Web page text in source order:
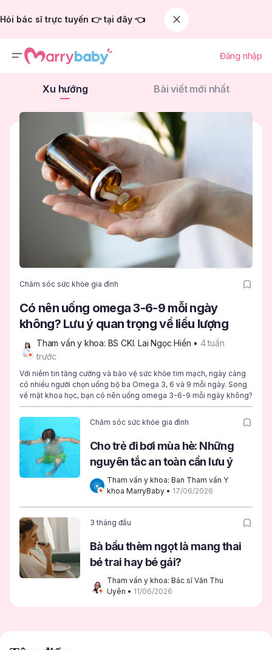
Hỏi bác sĩ trực tuyến 👉 tại đây 👈
Đăng nhập
Xu hướng Bài viết mới nhất
Chăm sóc sức khỏe gia đình
Có nên uống omega 3-6-9 mỗi ngày
không? Lưu ý quan trọng về liều lượng
Tham vấn y khoa: BS CKI. Lai Ngọc Hiền • 4 tuần
trước
Với niềm tin tăng cường và bảo vệ sức khỏe tim mạch, ngày càng
có nhiều người chọn uống bộ ba Omega 3, 6 và 9 mỗi ngày. Song
về mặt khoa học, bạn có nên uống omega 3-6-9 mỗi ngày không?
Chăm sóc sức khỏe gia đình
Cho trẻ đi bơi mùa hè: Những
nguyên tắc an toàn cần lưu ý
Tham vấn y khoa: Ban Tham vấn Y
khoa MarryBaby • 17/06/2026
3 tháng đầu
Bà bầu thèm ngọt là mang thai
bé trai hay bé gái?
Tham vấn y khoa: Bác sĩ Văn Thu
Uyên • 11/06/2026